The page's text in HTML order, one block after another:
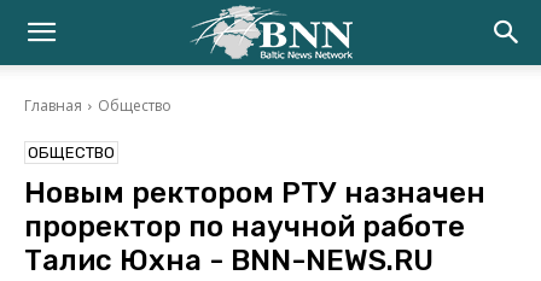
Главная Общество
ОБЩЕСТВО
Новым ректором РТУ назначен
проректор по научной работе
Талис Юхна - BNN-NEWS.RU